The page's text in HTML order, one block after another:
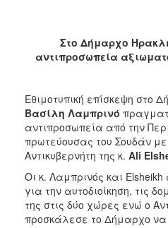
2018
2017
2015
2013
2012
2011
2010
2006
Στο Δήμαρχο
αντιπροσωπεία
Eθιμοτυπική επίσκεψη στο
Βασίλη Λαμπρινό
αντιπροσωπεία από την
πρωτεύουσας του Σουδάν
Αντικυβερνήτη της κ. Αli
Οι κ. Λαμπρινός και
για την αυτοδιοίκηση, τις
της στις δύο χώρες ενώ ο
προσκάλεσε το Δήμαρχο να